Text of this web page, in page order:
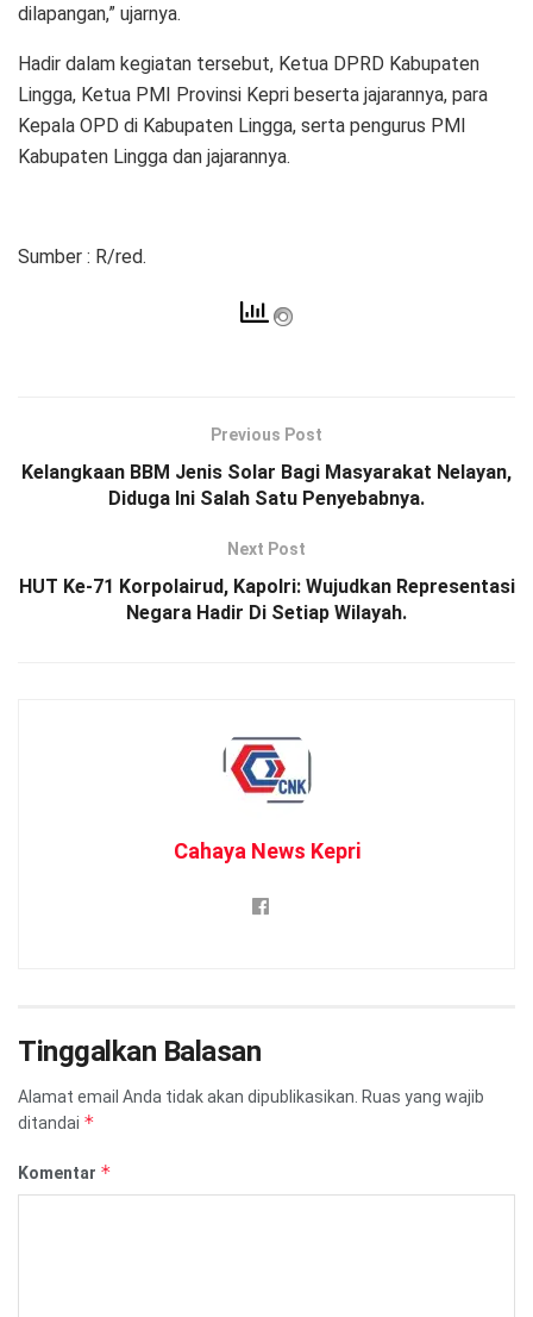
dilapangan,” ujarnya.
Hadir dalam kegiatan tersebut, Ketua DPRD Kabupaten
Lingga, Ketua PMI Provinsi Kepri beserta jajarannya, para
Kepala OPD di Kabupaten Lingga, serta pengurus PMI
Kabupaten Lingga dan jajarannya.
Sumber : R/red.
Previous Post
Kelangkaan BBM Jenis Solar Bagi Masyarakat Nelayan,
Diduga Ini Salah Satu Penyebabnya.
Next Post
HUT Ke-71 Korpolairud, Kapolri: Wujudkan Representasi
Negara Hadir Di Setiap Wilayah.
Cahaya News Kepri
Tinggalkan Balasan
Alamat email Anda tidak akan dipublikasikan. Ruas yang wajib
ditandai *
Komentar *